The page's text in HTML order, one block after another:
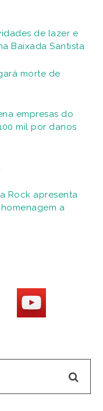
de lazer e
Baixada Santista
morte de
empresas do
mil por danos
Rock apresenta
a